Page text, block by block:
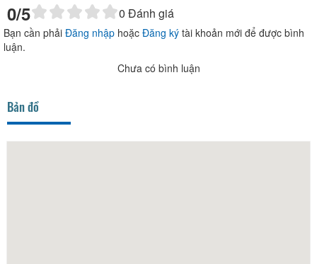
0/5 0 Đánh giá
Bạn cần phải Đăng nhập hoặc Đăng ký tài khoản mới để được bình
luận.
Chưa có bình luận
Bản đồ